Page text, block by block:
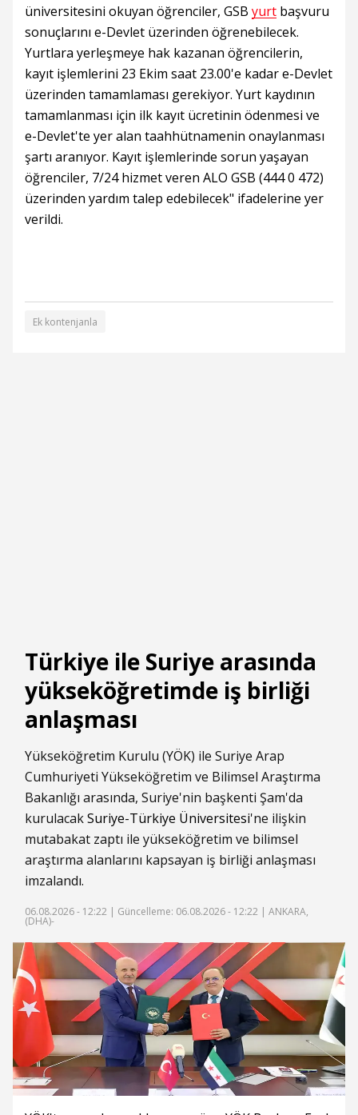
üniversitesini okuyan öğrenciler, GSB yurt başvuru
sonuçlarını e-Devlet üzerinden öğrenebilecek.
Yurtlara yerleşmeye hak kazanan öğrencilerin,
kayıt işlemlerini 23 Ekim saat 23.00'e kadar e-Devlet
üzerinden tamamlaması gerekiyor. Yurt kaydının
tamamlanması için ilk kayıt ücretinin ödenmesi ve
e-Devlet'te yer alan taahhütnamenin onaylanması
şartı aranıyor. Kayıt işlemlerinde sorun yaşayan
öğrenciler, 7/24 hizmet veren ALO GSB (444 0 472)
üzerinden yardım talep edebilecek" ifadelerine yer
verildi.
Ek kontenjanla
Türkiye ile Suriye arasında
yükseköğretimde iş birliği
anlaşması
Yükseköğretim Kurulu (YÖK) ile Suriye Arap
Cumhuriyeti Yükseköğretim ve Bilimsel Araştırma
Bakanlığı arasında, Suriye'nin başkenti Şam'da
kurulacakSuriye-Türkiye Üniversitesi'ne ilişkin
mutabakat zaptı ile yükseköğretim ve bilimsel
araştırma alanlarını kapsayan iş birliği anlaşması
imzalandı.
06.08.2026 - 12:22 | Güncelleme: 06.08.2026 - 12:22 | ANKARA,
(DHA)-